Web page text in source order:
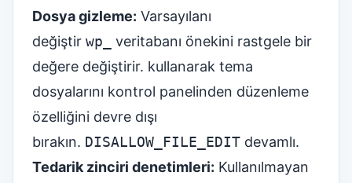
Dosya gizleme: Varsayılanı
değiştir wp_
veritabanı önekini rastgele bir
değere değiştirir. kullanarak tema
dosyalarını kontrol panelinden düzenleme
özelliğini devre dışı
bırakın. DISALLOW_FILE_EDIT devamlı.
Tedarik zinciri denetimleri: Kullanılmayan